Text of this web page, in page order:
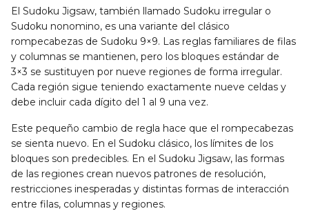
El Sudoku Jigsaw, también llamado Sudoku irregular o
Sudoku nonomino, es una variante del clásico
rompecabezas de Sudoku 9×9. Las reglas familiares de filas
y columnas se mantienen, pero los bloques estándar de
3×3 se sustituyen por nueve regiones de forma irregular.
Cada región sigue teniendo exactamente nueve celdas y
debe incluir cada dígito del 1 al 9 una vez.
Este pequeño cambio de regla hace que el rompecabezas
se sienta nuevo. En el Sudoku clásico, los límites de los
bloques son predecibles. En el Sudoku Jigsaw, las formas
de las regiones crean nuevos patrones de resolución,
restricciones inesperadas y distintas formas de interacción
entre filas, columnas y regiones.